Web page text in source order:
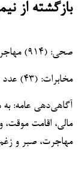
بازگشته از
صحی: (۹۱۴) مهاجر تداوی شده‌اند
مخابرات: (۴۳) عدد سیم‌کارت بین مهاجران توزیع گردیده است
آگاهی‌دهی عامه: به
مالی، اقامت
مهاجرت، صبر و